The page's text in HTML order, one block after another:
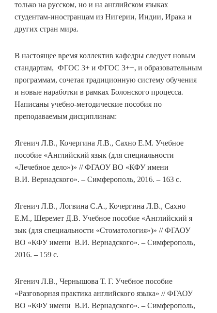
только на русском, но и на английском языках
студентам-иностранцам из Нигерии, Индии, Ирака и
других стран мира.
В настоящее время коллектив кафедры следует новым
стандартам, ФГОС 3+ и ФГОС 3++, и образовательным
программам, сочетая традиционную систему обучения
и новые наработки в рамках Болонского процесса.
Написаны учебно-методические пособия по
преподаваемым дисциплинам:
Ягенич Л.В., Кочергина Л.В., Сахно Е.М. Учебное
пособие «Английский язык (для специальности
«Лечебное дело»)» // ФГАОУ ВО «КФУ имени
В.И. Вернадского». – Симферополь, 2016. – 163 с.
Ягенич Л.В., Логвина С.А., Кочергина Л.В., Сахно
Е.М., Шеремет Д.В. Учебное пособие «Английский я
зык (для специальности «Стоматология»)» // ФГАОУ
ВО «КФУ имени В.И. Вернадского». – Симферополь,
2016. – 159 с.
Ягенич Л.В., Чернышова Т. Г. Учебное пособие
«Разговорная практика английского языка» // ФГАОУ
ВО «КФУ имени В.И. Вернадского». – Симферополь,